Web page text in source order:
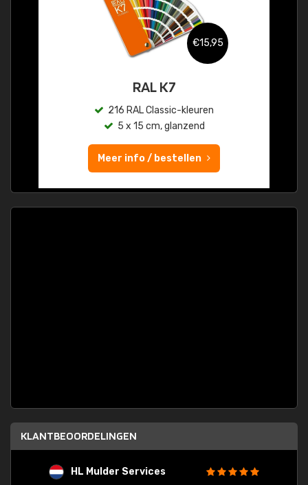
€15,95
RAL K7
216 RAL Classic-kleuren
5 x 15 cm, glanzend
Meer info / bestellen
KLANTBEOORDELINGEN
HL Mulder Services